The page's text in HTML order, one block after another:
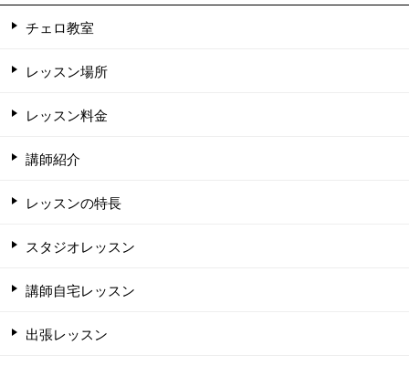
チェロ教室
レッスン場所
レッスン料金
講師紹介
レッスンの特長
スタジオレッスン
講師自宅レッスン
出張レッスン